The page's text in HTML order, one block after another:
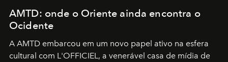
AMTD: onde o Oriente ainda encontra o
Ocidente
A AMTD embarcou em um novo papel ativo na esfera
cultural com L'OFFICIEL, a venerável casa de mídia de